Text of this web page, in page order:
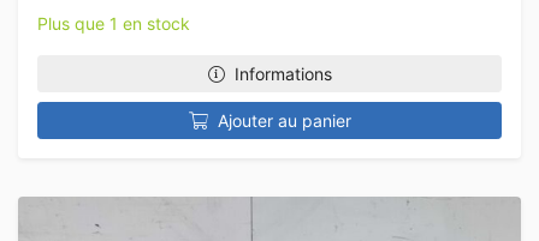
Plus que 1 en stock
Informations
Ajouter au panier